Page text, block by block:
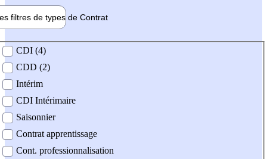
filtres de types de Contrat
contrat
CDI (4)
CDD (2)
Intérim
CDI Intérimaire
Saisonnier
Contrat apprentissage
Cont. professionnalisation